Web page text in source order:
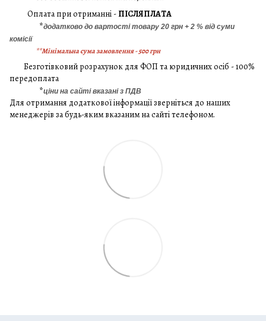
Оплата при отриманні - ПІСЛЯПЛАТА
*додатково до вартості товару 20 грн + 2 % від суми
комісії
**Мінімальна сума замовлення - 500 грн
Безготівковий розрахунок для ФОП та юридичних осіб - 100%
передоплата
*ціни на сайті вказані з ПДВ
Для отримання додаткової інформації зверніться до наших
менеджерів за будь-яким вказаним на сайті телефоном.